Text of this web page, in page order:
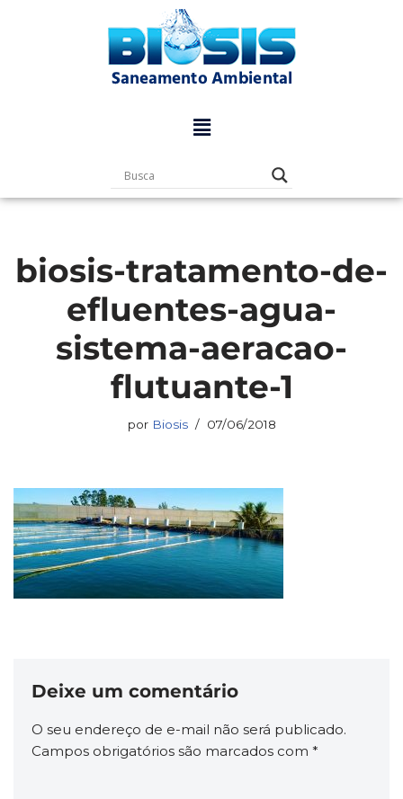
biosis-tratamento-de-
efluentes-agua-
sistema-aeracao-
flutuante-1
por Biosis 07/06/2018
Deixe um comentário
O seu endereço de e-mail não será publicado.
Campos obrigatórios são marcados com *